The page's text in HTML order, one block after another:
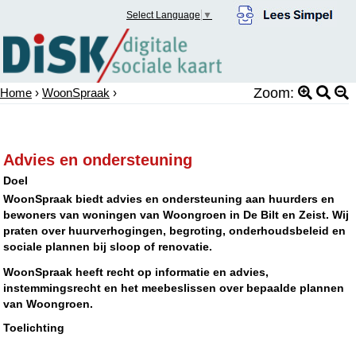
Select Language ▼
Home › WoonSpraak › Zoom:
Advies en ondersteuning
Doel
WoonSpraak biedt advies en ondersteuning aan huurders en
bewoners van woningen van Woongroen in De Bilt en Zeist. Wij
praten over huurverhogingen, begroting, onderhoudsbeleid en
sociale plannen bij sloop of renovatie.
WoonSpraak heeft recht op informatie en advies,
instemmingsrecht en het meebeslissen over bepaalde plannen
van Woongroen.
Toelichting